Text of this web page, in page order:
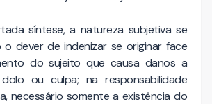
síntese, a natureza subjetiva se
o dever de indenizar se originar face
do sujeito que causa danos a
ou culpa; na responsabilidade
necessário somente a existência do